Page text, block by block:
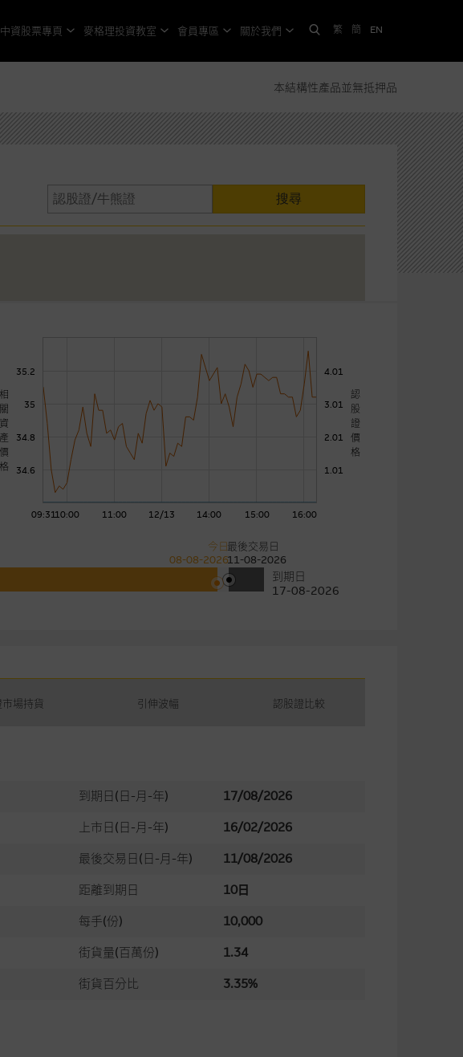
中資股票專頁 麥格理投資教室 會員專區 關於我們 繁 簡 EN
本結構性產品並無抵押品
搜尋
09:3110:00 11:00 12/13 14:00 15:00 16:00
1.01
2.01
3.01
4.01
34.6
34.8
35
35.2
認
股
證
價
格
相
關
資
產
價
格
今日
08-08-2026
最後交易日
11-08-2026
到期日
17-08-2026
場持貨 引伸波幅 認股證比較
到期日(日-月-年)
17/08/2026
上市日(日-月-年)
16/02/2026
最後交易日(日-月-年)
11/08/2026
距離到期日
10日
每手(份)
10,000
街貨量(百萬份)
1.34
街貨百分比
3.35%